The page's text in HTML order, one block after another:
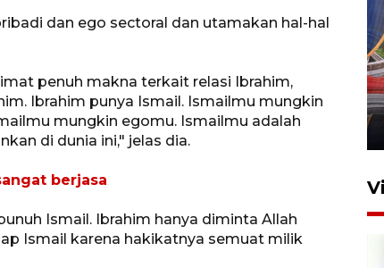
dan ego sectoral dan utamakan hal-hal
penuh makna terkait relasi Ibrahim,
Ibrahim punya Ismail. Ismailmu mungkin
mungkin egomu. Ismailmu adalah
di dunia ini," jelas dia.
berjasa
Ismail. Ibrahim hanya diminta Allah
Ismail karena hakikatnya semuat milik
perlintasan sebidang di
Stasiun Bogor
12 Juni 2026 18:49